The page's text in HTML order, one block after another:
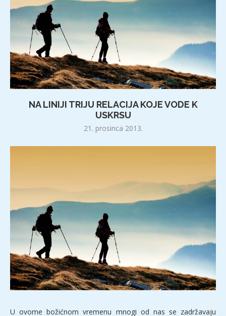
NA LINIJI TRIJU RELACIJA KOJE VODE K
USKRSU
21. prosinca 2013.
U ovome božićnom vremenu mnogi od nas se zadržavaju